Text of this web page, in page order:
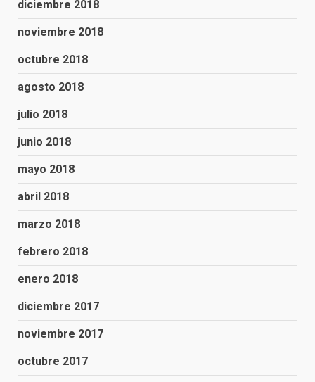
diciembre 2018
noviembre 2018
octubre 2018
agosto 2018
julio 2018
junio 2018
mayo 2018
abril 2018
marzo 2018
febrero 2018
enero 2018
diciembre 2017
noviembre 2017
octubre 2017